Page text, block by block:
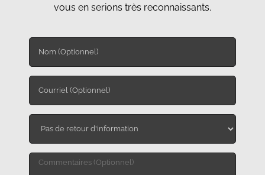
vous en serions très reconnaissants.